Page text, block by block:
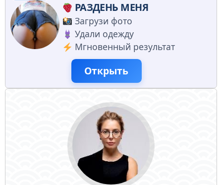
РАЗДЕНЬ МЕНЯ
Загрузи фото
Удали одежду
Мгновенный результат
Открыть